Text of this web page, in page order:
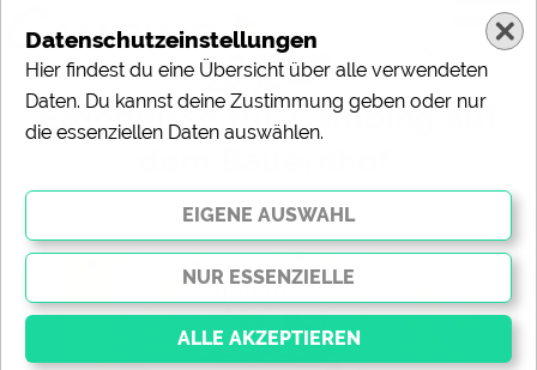
Ergebnisse für 'Camping auf
2 Campingplätze gefunden:
Campinghof Sell
Datenschutzeinstellungen
Hier findest du eine Übersicht über alle verwendeten
Daten. Du kannst deine Zustimmung geben oder nur
die essenziellen Daten auswählen.